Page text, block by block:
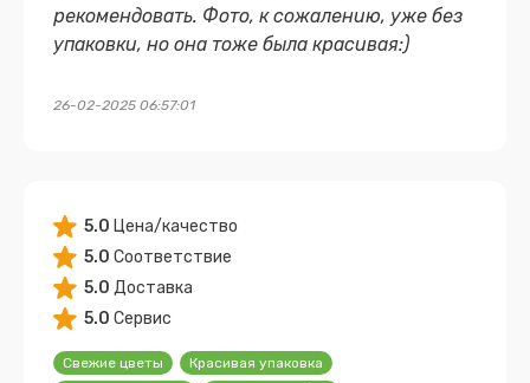
рекомендовать. Фото, к сожалению, уже без
упаковки, но она тоже была красивая:)
26-02-2025 06:57:01
5.0 Цена/качество
5.0 Соответствие
5.0 Доставка
5.0 Сервис
Свежие цветы
Красивая упаковка